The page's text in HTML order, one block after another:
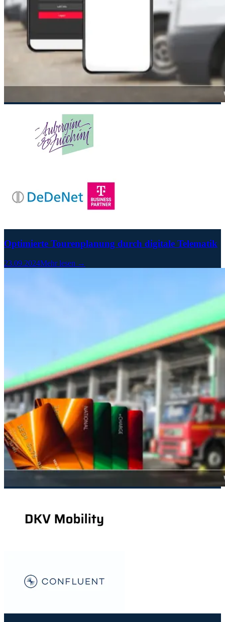
Optimierte Tourenplanung durch digitale Telematik
23.09.2024Mehr lesen →